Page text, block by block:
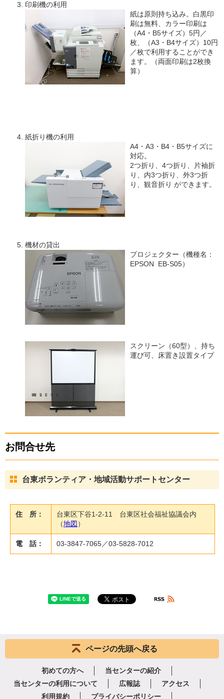
印刷機の利用
紙は原則持ち込み。白黒印
刷は無料、カラー印刷は
（A4・B5サイズ）5円／
枚、（A3・B4サイズ）10円
／枚で利用することができ
ます。（両面印刷は2枚換
算）
紙折り機の利用
A4・A3・B4・B5サイズに
対応。
2つ折り、4つ折り、片袖折
り、内3つ折り、外3つ折
り、観音折り ができます。
機材の貸出
プロジェクター（機種名：
EPSON EB-S05）
スクリーン（60型）、持ち
運び可、床置き設置タイプ
お問合せ先
台東ボランティア・地域活動サポートセンター
住 所：
台東区下谷1-2-11 台東区社会福祉協議会内
（地図 ）
電 話： 03-3847-7065／03-5828-7012
ページの先頭へ戻る
初めての方へ
当センターの紹介
当センターの利用について
広報誌
アクセス
利用規約
プライバシーポリシー